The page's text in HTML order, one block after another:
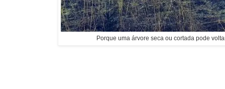
Porque uma árvore seca ou cortada pode